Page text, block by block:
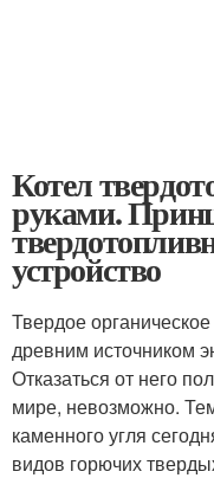
Котел
руками.
устройство
Твердое
древним источником
Отказаться от него
мире, невозможно.
каменного угля
видов горючих